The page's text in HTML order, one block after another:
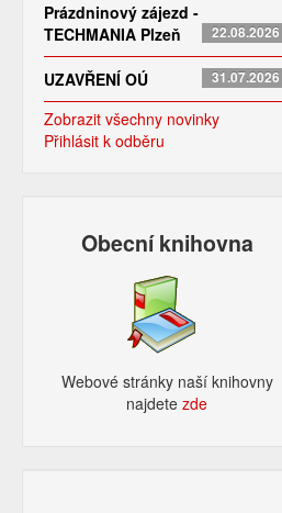
Prázdninový zájezd -
TECHMANIA Plzeň
22.08.2026
UZAVŘENÍ OÚ 31.07.2026
Zobrazit všechny novinky
Přihlásit k odběru
Obecní knihovna
Webové stránky naší knihovny
najdetezde​